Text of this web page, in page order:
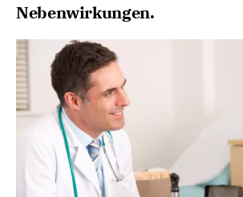
Nebenwirkungen.